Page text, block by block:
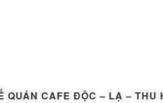
QUÁN CAFE ĐỘC – LẠ – THU